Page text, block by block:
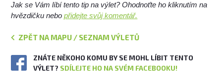
Jak se Vám líbí tento tip na výlet? Ohodnoťte ho kliknutím na
hvězdičku nebopřidejte svůj komentář.
ZPĚT NA MAPU / SEZNAM VÝLETŮ
ZNÁTE NĚKOHO KOMU BY SE MOHL LÍBIT TENTO
VÝLET? SDÍLEJTE HO NA SVÉM FACEBOOKU!